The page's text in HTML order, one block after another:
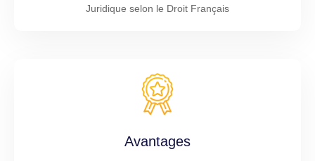
Juridique selon le Droit Français
Avantages